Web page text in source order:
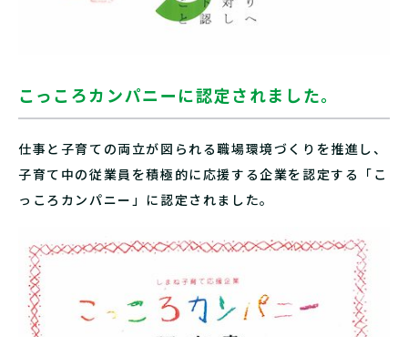
こっころカンパニーに認定されました。
仕事と子育ての両立が図られる職場環境づくりを推進し、
子育て中の従業員を積極的に応援する企業を認定する「こ
っころカンパニー」に認定されました。